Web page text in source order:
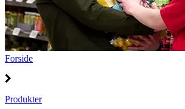
Forside
Produkter